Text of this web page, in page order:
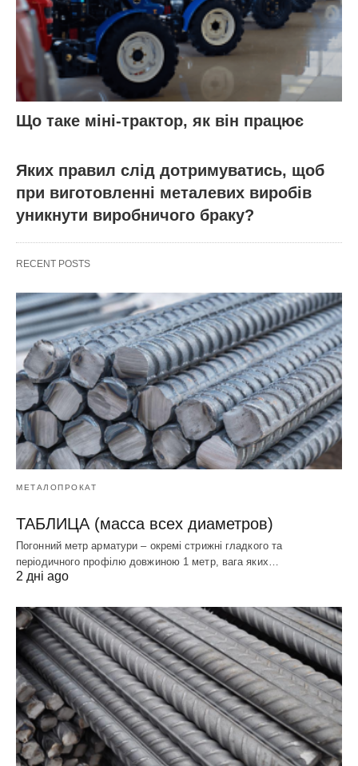
Що таке міні-трактор, як він працює
Яких правил слід дотримуватись, щоб
при виготовленні металевих виробів
уникнути виробничого браку?
RECENT POSTS
МЕТАЛОПРОКАТ
ТАБЛИЦА (масса всех диаметров)
Погонний метр арматури – окремі стрижні гладкого та
періодичного профілю довжиною 1 метр, вага яких…
2 дні ago